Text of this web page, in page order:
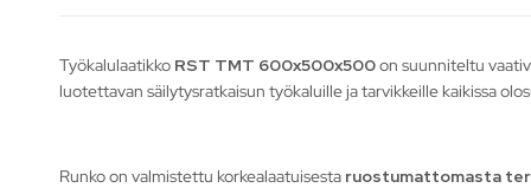
Työkalulaatikko RST TMT 600x500x500on suunniteltu
luotettavan säilytysratkaisun työkaluille ja tarvikkeille kaikissa
Runko on valmistettu korkealaatuisesta ruostumattomasta